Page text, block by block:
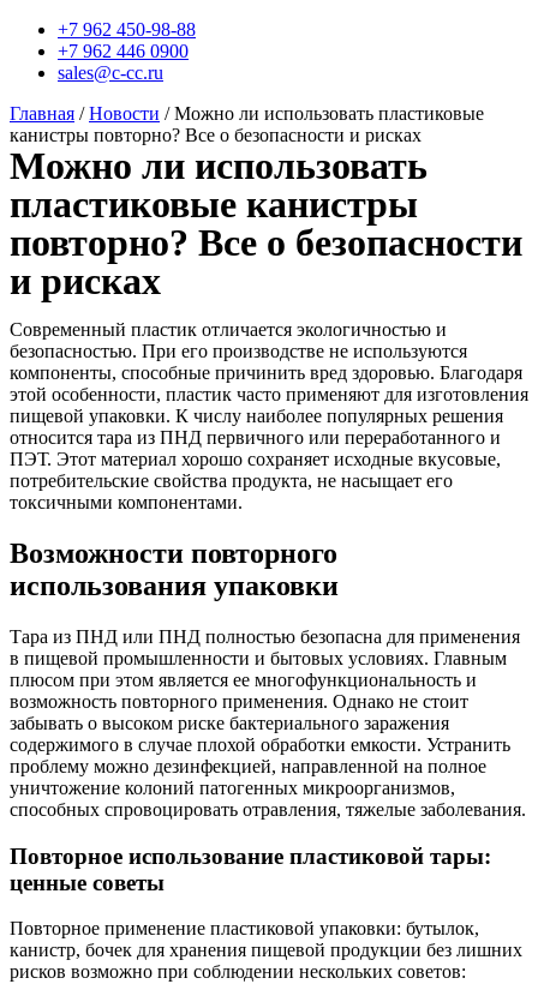
+7 962 450-98-88
+7 962 446 0900
sales@c-cc.ru
Главная /Новости / Можно ли использовать пластиковые
канистры повторно? Все о безопасности и рисках
Можно ли использовать
пластиковые канистры
повторно? Все о безопасности
и рисках
Современный пластик отличается экологичностью и
безопасностью. При его производстве не используются
компоненты, способные причинить вред здоровью. Благодаря
этой особенности, пластик часто применяют для изготовления
пищевой упаковки. К числу наиболее популярных решения
относится тара из ПНД первичного или переработанного и
ПЭТ. Этот материал хорошо сохраняет исходные вкусовые,
потребительские свойства продукта, не насыщает его
токсичными компонентами.
Возможности повторного
использования упаковки
Тара из ПНД или ПНД полностью безопасна для применения
в пищевой промышленности и бытовых условиях. Главным
плюсом при этом является ее многофункциональность и
возможность повторного применения. Однако не стоит
забывать о высоком риске бактериального заражения
содержимого в случае плохой обработки емкости. Устранить
проблему можно дезинфекцией, направленной на полное
уничтожение колоний патогенных микроорганизмов,
способных спровоцировать отравления, тяжелые заболевания.
Повторное использование пластиковой тары:
ценные советы
Повторное применение пластиковой упаковки: бутылок,
канистр, бочек для хранения пищевой продукции без лишних
рисков возможно при соблюдении нескольких советов: